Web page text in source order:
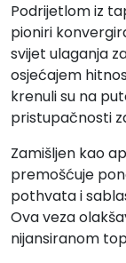
Podrijetlom iz
pioniri
svijet ulaganja
osjećajem
krenuli su na
pristupačnosti
Zamišljen kao
premošćuje
pothvata i
Ova veza
nijansiranom